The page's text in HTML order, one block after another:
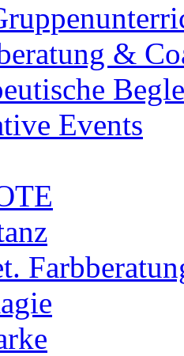
&
Events